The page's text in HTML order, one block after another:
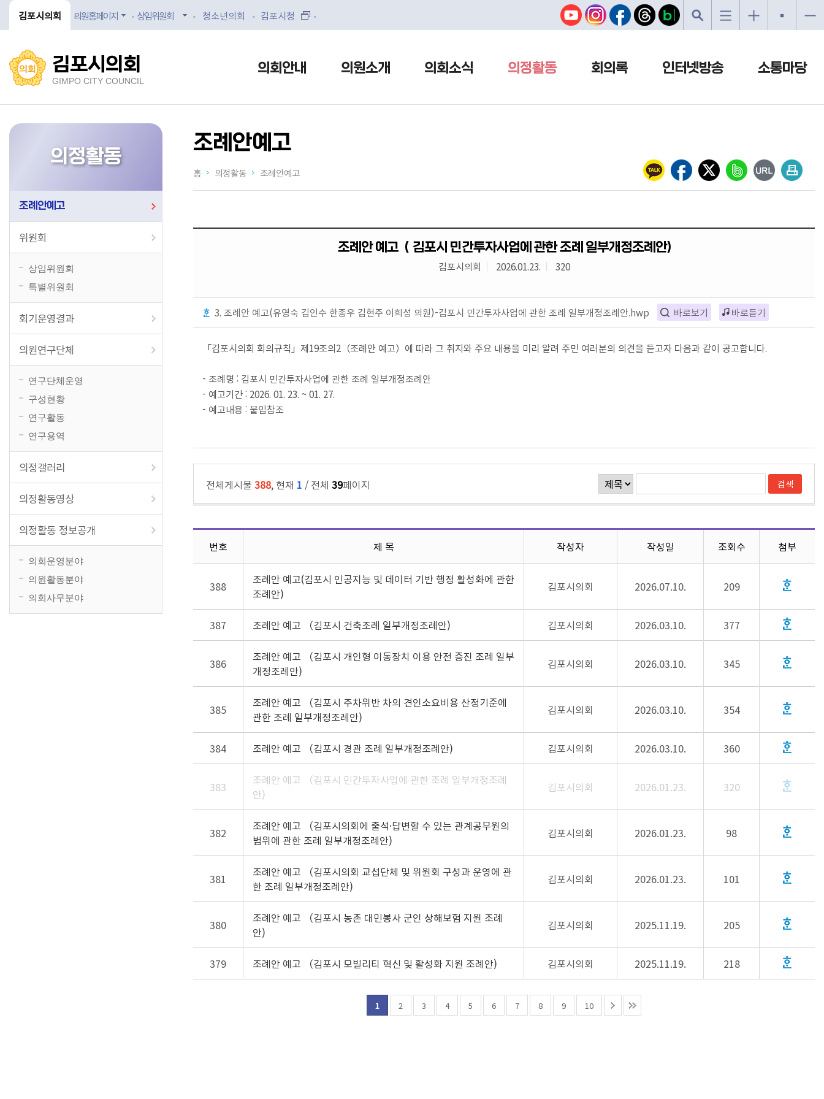
김포시의회
GIMPO CITY COUNCIL
김포시의회 의원홈페이지 상임위원회 청소년의회 김포시청
의회안내 의원소개 의회소식 의정활동 회의록 인터넷방송 소통마당
의정활동
조례안예고
위원회
상임위원회
특별위원회
회기운영결과
의원연구단체
연구단체운영
구성현황
연구활동
연구용역
의정갤러리
의정활동영상
의정활동 정보공개
의회운영분야
의원활동분야
의회사무분야
조례안예고
홈 의정활동 조례안예고
조례안 예고 （김포시 민간투자사업에 관한 조례 일부개정조례안)
김포시의회 2026.01.23. 320
3. 조례안 예고(유영숙 김인수 한종우 김현주 이희성 의원)-김포시 민간투자사업에 관한 조례 일부개정조례안.hwp 바로보기 바로듣기
「김포시의회 회의규칙」제19조의2（조례안 예고）에 따라 그 취지와 주요 내용을 미리 알려 주민 여러분의 의견을 듣고자 다음과 같이 공고합니다.
- 조례명 : 김포시 민간투자사업에 관한 조례 일부개정조례안
- 예고기간 : 2026. 01. 23. ~ 01. 27.
- 예고내용 : 붙임참조
전체게시물 388, 현재 1 / 전체 39페이지
번호 제 목 작성자 작성일 조회수 첨부
388
조례안 예고(김포시 인공지능 및 데이터 기반 행정 활성화에 관한
조례안)
김포시의회 2026.07.10. 209
387 조례안 예고 （김포시 건축조례 일부개정조례안) 김포시의회 2026.03.10. 377
386
조례안 예고 （김포시 개인형 이동장치 이용 안전 증진 조례 일부
개정조례안)
김포시의회 2026.03.10. 345
385
조례안 예고 （김포시 주차위반 차의 견인소요비용 산정기준에
관한 조례 일부개정조례안)
김포시의회 2026.03.10. 354
384 조례안 예고 （김포시 경관 조례 일부개정조례안) 김포시의회 2026.03.10. 360
383
조례안 예고 （김포시 민간투자사업에 관한 조례 일부개정조례
안)
김포시의회 2026.01.23. 320
382
조례안 예고 （김포시의회에 출석·답변할 수 있는 관계공무원의
범위에 관한 조례 일부개정조례안)
김포시의회 2026.01.23. 98
381
조례안 예고 （김포시의회 교섭단체 및 위원회 구성과 운영에 관
한 조례 일부개정조례안)
김포시의회 2026.01.23. 101
380
조례안 예고 （김포시 농촌 대민봉사 군인 상해보험 지원 조례
안)
김포시의회 2025.11.19. 205
379 조례안 예고 （김포시 모빌리티 혁신 및 활성화 지원 조례안) 김포시의회 2025.11.19. 218
1 2 3 4 5 6 7 8 9 10